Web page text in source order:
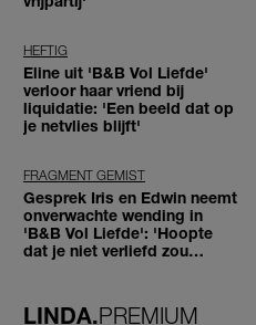
HEFTIG
Eline uit 'B&B Vol Liefde'
verloor haar vriend bij
liquidatie: 'Een beeld dat op
je netvlies blijft'
FRAGMENT GEMIST
Gesprek Iris en Edwin neemt
onverwachte wending in
'B&B Vol Liefde': 'Hoopte
dat je niet verliefd zou
LINDA.PREMIUM